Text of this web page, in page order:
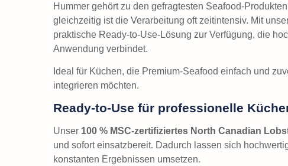
Hummer gehört zu den gefragtesten Seafood-
gleichzeitig ist die Verarbeitung oft zeitintensiv. Mit
praktische Ready-to-Use-Lösung zur Verfügung, die
Anwendung verbindet.
Ideal für Küchen, die Premium-Seafood einfach und
integrieren möchten.
Ready-to-Use für professionelle
Unser 100 % MSC-zertifiziertes North Canadian
und sofort einsatzbereit. Dadurch lassen sich
konstanten Ergebnissen umsetzen.